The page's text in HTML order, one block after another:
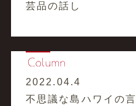
芸品の話し
2022.04.4
不思議な島ハワイの言